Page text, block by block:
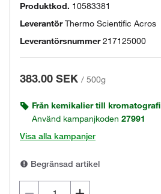
Produktkod. 10583381
LeverantörThermo Scientific Acros
Leverantörsnummer 217125000
383.00 SEK / 500g
Från kemikalier till kromatografi
Använd kampanjkoden 27991
Visa alla kampanjer
Begränsad artikel